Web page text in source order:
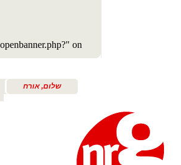
שלום, אורח